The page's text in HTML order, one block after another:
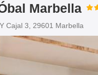
Marbella
Cajal 3, 29601 Marbella